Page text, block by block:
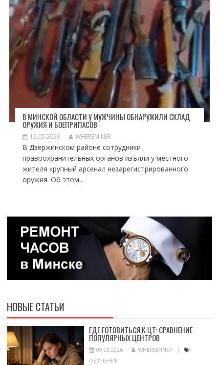
В МИНСКОЙ ОБЛАСТИ У МУЖЧИНЫ ОБНАРУЖИЛИ СКЛАД
ОРУЖИЯ И БОЕПРИПАСОВ
12.05.2026 WHEREMINSK
В Дзержинском районе сотрудники
правоохранительных органов изъяли у местного
жителя крупный арсенал незарегистрированного
оружия. Об этом...
НОВЫЕ СТАТЬИ
ГДЕ ГОТОВИТЬСЯ К ЦТ: СРАВНЕНИЕ
ПОПУЛЯРНЫХ ЦЕНТРОВ
09.03.2026
WHEREMINSK
ОБУЧЕНИЕ